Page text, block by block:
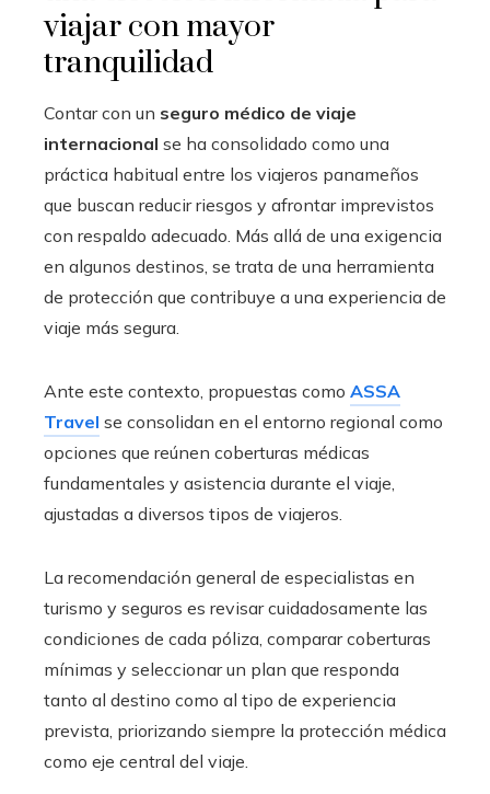
viajar con mayor
tranquilidad
Contar con un seguro médico de viaje
internacional se ha consolidado como una
práctica habitual entre los viajeros panameños
que buscan reducir riesgos y afrontar imprevistos
con respaldo adecuado. Más allá de una exigencia
en algunos destinos, se trata de una herramienta
de protección que contribuye a una experiencia de
viaje más segura.
Ante este contexto, propuestas como ASSA
Travel se consolidan en el entorno regional como
opciones que reúnen coberturas médicas
fundamentales y asistencia durante el viaje,
ajustadas a diversos tipos de viajeros.
La recomendación general de especialistas en
turismo y seguros es revisar cuidadosamente las
condiciones de cada póliza, comparar coberturas
mínimas y seleccionar un plan que responda
tanto al destino como al tipo de experiencia
prevista, priorizando siempre la protección médica
como eje central del viaje.